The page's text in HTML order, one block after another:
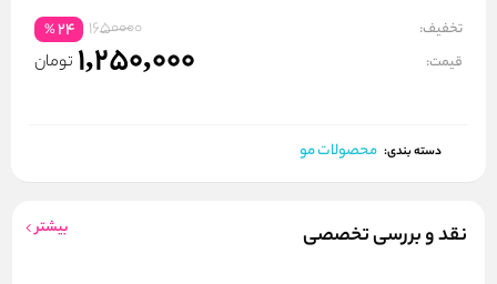
تخفیف: 1650000
24
%
قیمت: 1,250,000 تومان
دسته بندی: محصولات مو
نقد و بررسی تخصصی بیشتر